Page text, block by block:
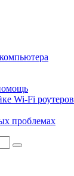
Wi-Fi роутеров
проблемах